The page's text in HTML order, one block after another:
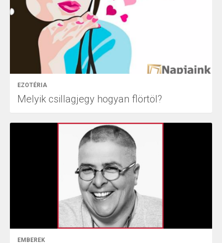
EZOTÉRIA
Melyik csillagjegy hogyan flörtöl?
EMBEREK